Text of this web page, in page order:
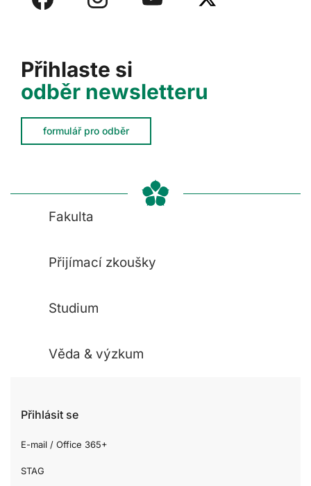
Přihlaste si
odběr newsletteru
formulář pro odběr
Fakulta
Přijímací zkoušky
Studium
Věda & výzkum
Přihlásit se
E-mail / Office 365+
STAG